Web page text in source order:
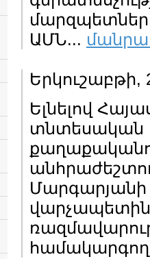
ԱՄՆ...
Երկուշաբթի,
Ելնելով
տնտեսական
Մարգարյանի